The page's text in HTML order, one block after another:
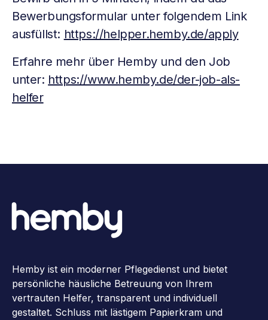
Bewerbungsformular unter folgendem Link
ausfüllst: https://helpper.hemby.de/apply
Erfahre mehr über Hemby und den Job
unter: https://www.hemby.de/der-job-als-
helfer
Hemby ist ein moderner Pflegedienst und bietet
persönliche häusliche Betreuung von Ihrem
vertrauten Helfer, transparent und individuell
gestaltet. Schluss mit lästigem Papierkram und